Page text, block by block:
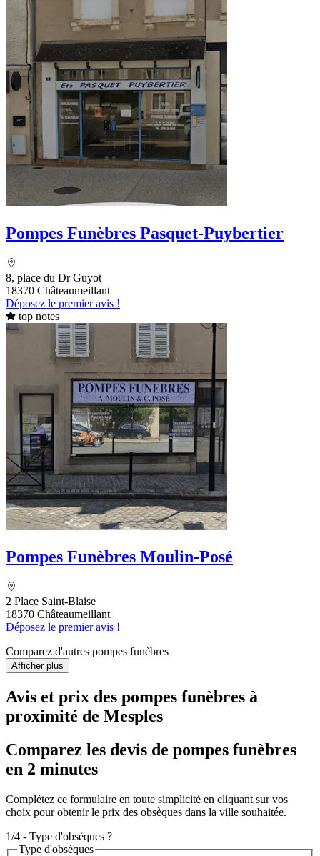
Pompes Funèbres Pasquet-Puybertier
8, place du Dr Guyot
18370 Châteaumeillant
Déposez le premier avis !
top notes
Pompes Funèbres Moulin-Posé
2 Place Saint-Blaise
18370 Châteaumeillant
Déposez le premier avis !
Comparez d'autres pompes funèbres
Afficher plus
Avis et prix des pompes funèbres à
proximité de Mesples
Comparez les devis de pompes funèbres
en 2 minutes
Complétez ce formulaire en toute simplicité en cliquant sur vos
choix pour obtenir le prix des obsèques dans la ville souhaitée.
1/4 - Type d'obsèques ?
Type d'obsèques